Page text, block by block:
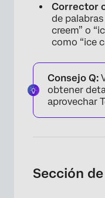
Corrector
de
creem” o
como “ice
Consejo Q:
obtener
aprovechar
Sección